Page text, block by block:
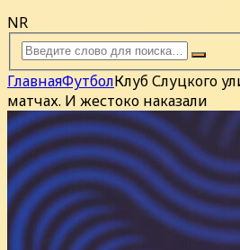
NR
ГлавнаяФутболКлуб Слуцкого
матчах. И жестоко наказали